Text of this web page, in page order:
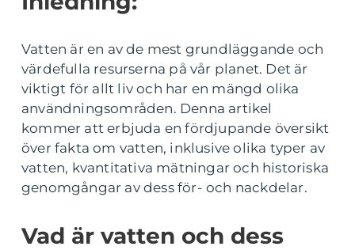
Vatten är en av de mest grundläggande och
värdefulla resurserna på vår planet. Det är
viktigt för allt liv och har en mängd olika
användningsområden. Denna artikel
kommer att erbjuda en fördjupande översikt
över fakta om vatten, inklusive olika typer av
vatten, kvantitativa mätningar och historiska
genomgångar av dess för- och nackdelar.
Vad är vatten och dess